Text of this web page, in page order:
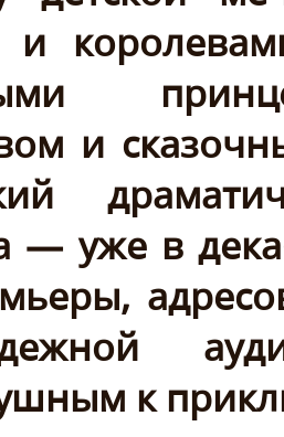
и
и
— уже в
к